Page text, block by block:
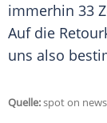
immerhin 33
Auf die
uns also
Quelle:spot on